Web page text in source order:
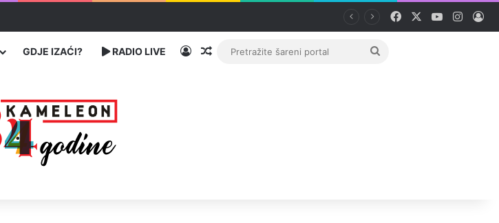
centar Srebrenica Facebook YouTube
GDJE IZAĆI? RADIO LIVE PrijavaRandom članak
Pretražite